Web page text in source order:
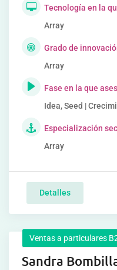
Tecnología en la
Array
Grado de
Array
Fase en la que
Idea, Seed |
Especialización
Array
Detalles
Ventas a particulares
Sandra